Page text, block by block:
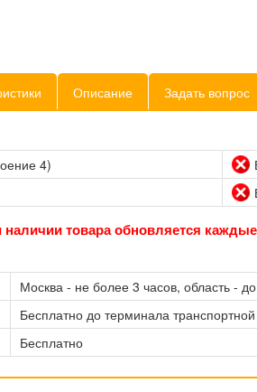
Описание Задать вопрос
4)
товара обновляется
Москва - не более 3 часов, область -
Бесплатно до терминала
Бесплатно